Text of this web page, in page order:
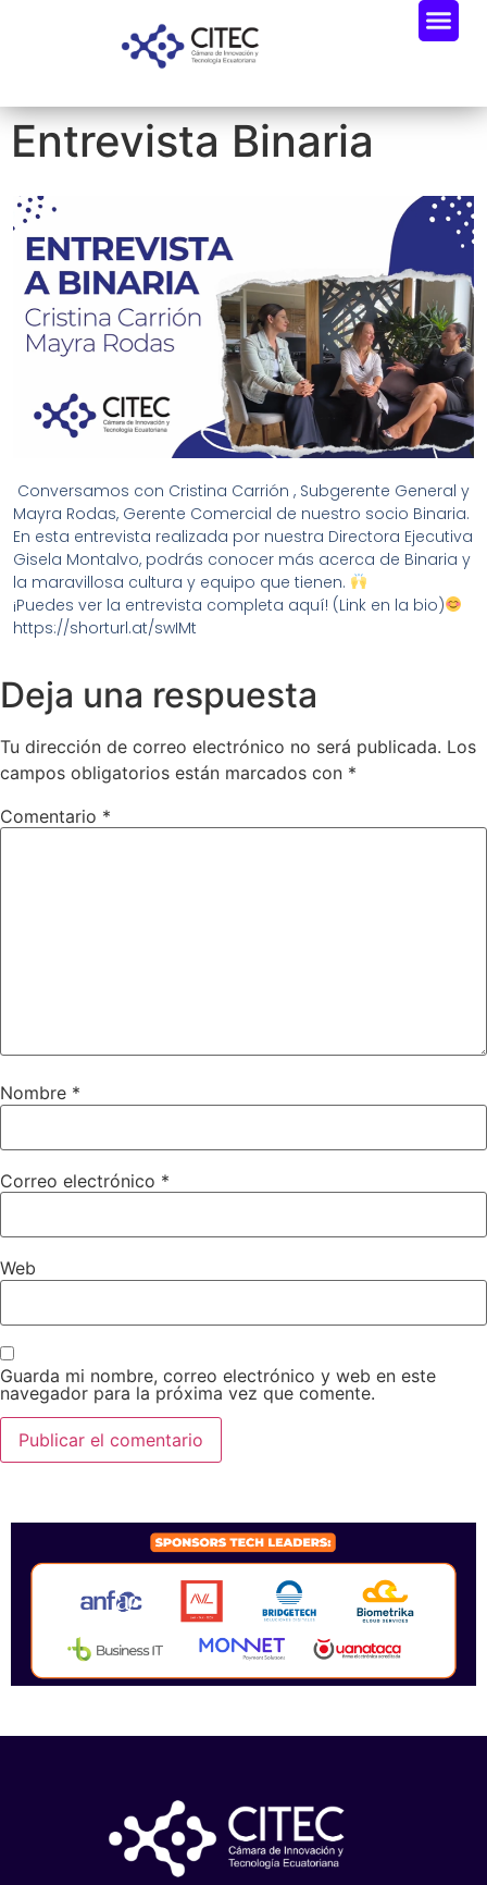
Entrevista Binaria
Conversamos con Cristina Carrión , Subgerente General y
Mayra Rodas, Gerente Comercial de nuestro socio Binaria.
En esta entrevista realizada por nuestra Directora Ejecutiva
Gisela Montalvo, podrás conocer más acerca de Binaria y
la maravillosa cultura y equipo que tienen.
¡Puedes ver la entrevista completa aquí! (Link en la bio)
https://shorturl.at/swIMt
Deja una respuesta
Tu dirección de correo electrónico no será publicada. Los
campos obligatorios están marcados con *
Comentario *
Nombre *
Correo electrónico *
Web
Guarda mi nombre, correo electrónico y web en este
navegador para la próxima vez que comente.